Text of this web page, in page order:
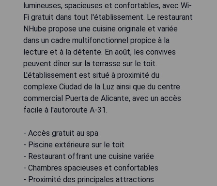
lumineuses, spacieuses et confortables, avec Wi-
Fi gratuit dans tout l'établissement. Le restaurant
NHube propose une cuisine originale et variée
dans un cadre multifonctionnel propice à la
lecture et à la détente. En août, les convives
peuvent dîner sur la terrasse sur le toit.
L'établissement est situé à proximité du
complexe Ciudad de la Luz ainsi que du centre
commercial Puerta de Alicante, avec un accès
facile à l'autoroute A-31.
- Accès gratuit au spa
- Piscine extérieure sur le toit
- Restaurant offrant une cuisine variée
- Chambres spacieuses et confortables
- Proximité des principales attractions